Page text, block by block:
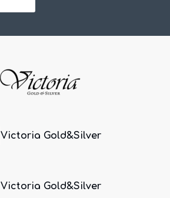
Victoria Gold&Silver
Victoria Gold&Silver